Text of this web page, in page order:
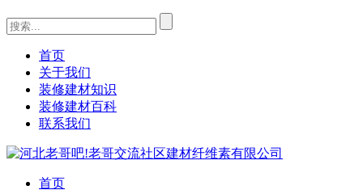
首页
关于我们
装修建材知识
装修建材百科
联系我们
首页